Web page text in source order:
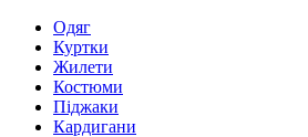
Одяг
Куртки
Жилети
Костюми
Піджаки
Кардигани